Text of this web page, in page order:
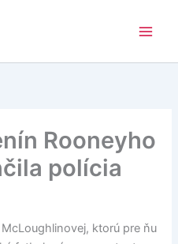
Rooneyho
polícia
ktorú pre ňu